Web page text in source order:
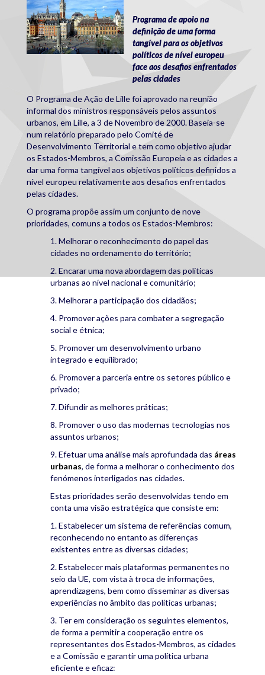
Programa de apoio na
definição de uma forma
tangível para os objetivos
políticos de nível europeu
face aos desafios enfrentados
pelas cidades
O Programa de Ação de Lille foi aprovado na reunião
informal dos ministros responsáveis pelos assuntos
urbanos, em Lille, a 3 de Novembro de 2000. Baseia-se
num relatório preparado pelo Comité de
Desenvolvimento Territorial e tem como objetivo ajudar
os Estados-Membros, a Comissão Europeia e as cidades a
dar uma forma tangível aos objetivos políticos definidos a
nível europeu relativamente aos desafios enfrentados
pelas cidades.
O programa propõe assim um conjunto de nove
prioridades, comuns a todos os Estados-Membros:
1. Melhorar o reconhecimento do papel das
cidades no ordenamento do território;
2. Encarar uma nova abordagem das políticas
urbanas ao nível nacional e comunitário;
3. Melhorar a participação dos cidadãos;
4. Promover ações para combater a segregação
social e étnica;
5. Promover um desenvolvimento urbano
integrado e equilibrado;
6. Promover a parceria entre os setores público e
privado;
7. Difundir as melhores práticas;
8. Promover o uso das modernas tecnologias nos
assuntos urbanos;
9. Efetuar uma análise mais aprofundada das áreas
urbanas, de forma a melhorar o conhecimento dos
fenómenos interligados nas cidades.
Estas prioridades serão desenvolvidas tendo em
conta uma visão estratégica que consiste em:
1. Estabelecer um sistema de referências comum,
reconhecendo no entanto as diferenças
existentes entre as diversas cidades;
2. Estabelecer mais plataformas permanentes no
seio da UE, com vista à troca de informações,
aprendizagens, bem como disseminar as diversas
experiências no âmbito das políticas urbanas;
3. Ter em consideração os seguintes elementos,
de forma a permitir a cooperação entre os
representantes dos Estados-Membros, as cidades
e a Comissão e garantir uma política urbana
eficiente e eficaz: